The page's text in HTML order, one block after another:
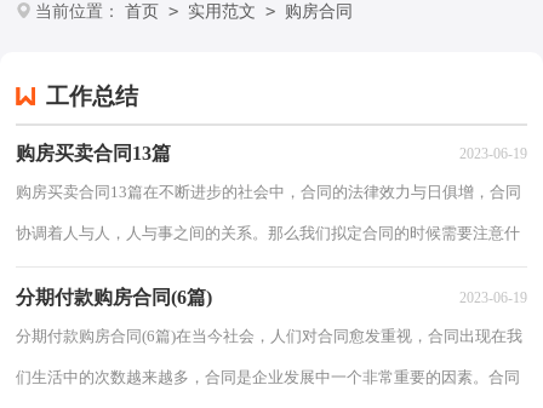
当前位置： 首页 > 实用范文 > 购房合同
工作总结
购房买卖合同13篇 2023-06-19
购房买卖合同13篇在不断进步的社会中，合同的法律效力与日俱增，合同
协调着人与人，人与事之间的关系。那么我们拟定合同的时候需要注意什
分期付款购房合同(6篇) 2023-06-19
分期付款购房合同(6篇)在当今社会，人们对合同愈发重视，合同出现在我
们生活中的次数越来越多，合同是企业发展中一个非常重要的因素。合同